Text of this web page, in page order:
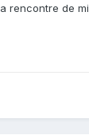
rencontre de